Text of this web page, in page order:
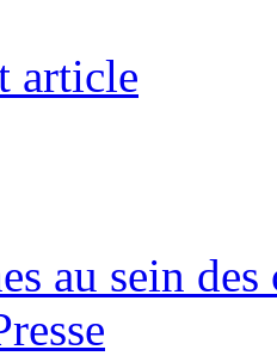
article
au sein des